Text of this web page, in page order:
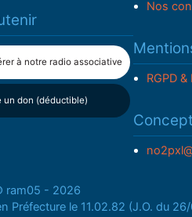
à notre radio associative
un don (déductible)
Nos
RGPD
ram05 - 2026
Préfecture le 11.02.82 (J.O. du